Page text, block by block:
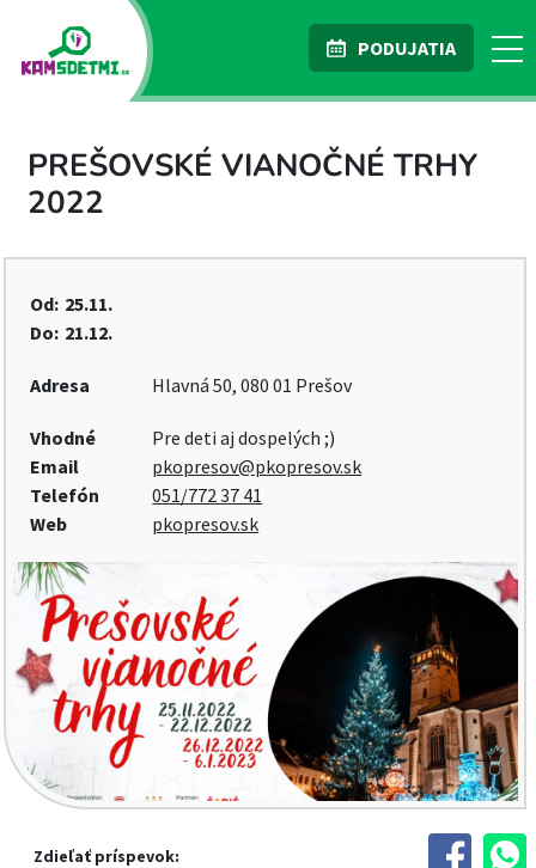
PODUJATIA
PREŠOVSKÉ VIANOČNÉ TRHY
2022
Od: 25.11.
Do: 21.12.
Adresa Hlavná 50, 080 01 Prešov
Vhodné
Pre deti aj dospelých ;)
Email
pkopresov@pkopresov.sk
Telefón
051/772 37 41
Web
pkopresov.sk
Zdieľať príspevok: